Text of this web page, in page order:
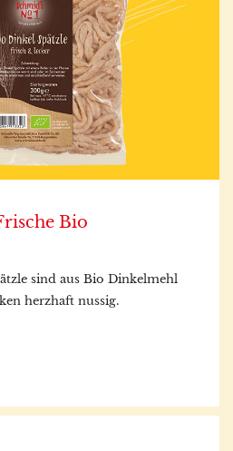
Bio
sind aus Bio Dinkelmehl
herzhaft nussig.